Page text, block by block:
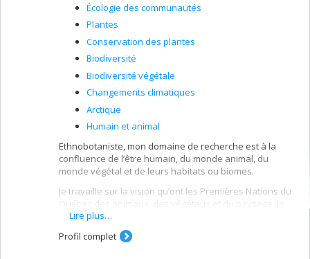
Champs d'expertise
Cyanobactéries
Diatomées
Écologie
Invertébrés
Invertébrés benthiques
Lacs
Limnologie
Macrophytes
Périphyton
Saint-Laurent
Écologie des communautés
Plantes
Conservation des plantes
Biodiversité
Biodiversité végétale
Changements climatiques
Arctique
Humain et animal
Ethnobotaniste, mon domaine de recherche est à la
confluence de l’être humain, du monde animal, du
monde végétal et de leurs habitats ou biomes.
Je travaille sur la vision qu’ont les Premières Nations du
Québec des animaux, des végétaux et du paysage. Je
me penche plus particulièrement sur leur utilisation des
plantes, qu’elles soient traditionnelles, médicinales ou
alimentaires. Le lien identitaire des communautés des
Lire plus…
Profil complet